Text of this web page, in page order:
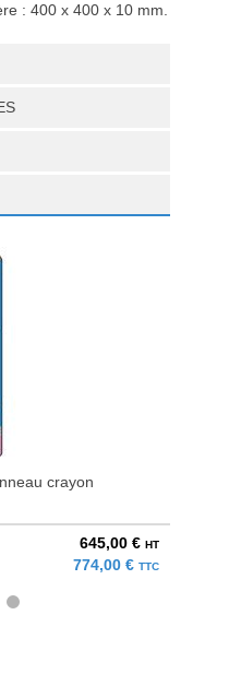
: 400 x 400 x 10 mm.
crayon
645,00 € HT
774,00 € TTC